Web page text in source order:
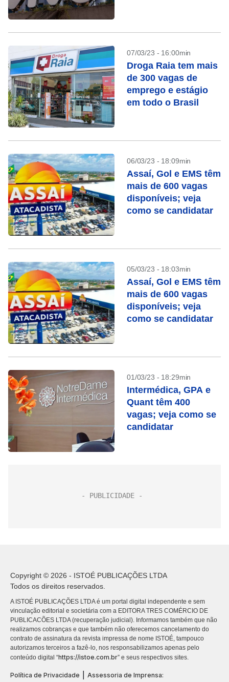
07/03/23 - 16:00min
Droga Raia tem mais
de 300 vagas de
emprego e estágio
em todo o Brasil
06/03/23 - 18:09min
Assaí, Gol e EMS têm
mais de 600 vagas
disponíveis; veja
como se candidatar
05/03/23 - 18:03min
Assaí, Gol e EMS têm
mais de 600 vagas
disponíveis; veja
como se candidatar
01/03/23 - 18:29min
Intermédica, GPA e
Quant têm 400
vagas; veja como se
candidatar
Copyright © 2026 - ISTOÉ PUBLICAÇÕES LTDA
Todos os direitos reservados.
A ISTOÉ PUBLICAÇÕES LTDA é um portal digital independente e sem
vinculação editorial e societária com a EDITORA TRES COMÉRCIO DE
PUBLICACÕES LTDA (recuperação judicial). Informamos também que não
realizamos cobranças e que também não oferecemos cancelamento do
contrato de assinatura da revista impressa de nome ISTOÉ, tampouco
autorizamos terceiros a fazê-lo, nos responsabilizamos apenas pelo
conteúdo digital “https://istoe.com.br” e seus respectivos sites.
Política de Privacidade Assessoria de Imprensa: